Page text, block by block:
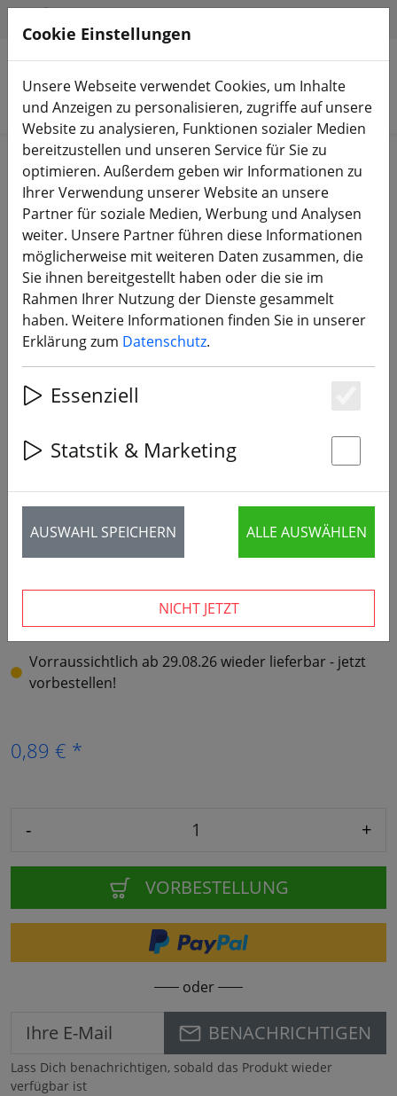
Produkte suchen
Start Zubehör Kabel & Stecker
XT30 Stecker
Vorraussichtlich ab 29.08.26 wieder lieferbar - jetzt
vorbestellen!
0,89 € *
- +
VORBESTELLUNG
oder
BENACHRICHTIGEN
Lass Dich benachrichtigen, sobald das Produkt wieder
verfügbar ist
Cookie Einstellungen
Unsere Webseite verwendet Cookies, um Inhalte
und Anzeigen zu personalisieren, zugriffe auf unsere
Website zu analysieren, Funktionen sozialer Medien
bereitzustellen und unseren Service für Sie zu
optimieren. Außerdem geben wir Informationen zu
Ihrer Verwendung unserer Website an unsere
Partner für soziale Medien, Werbung und Analysen
weiter. Unsere Partner führen diese Informationen
möglicherweise mit weiteren Daten zusammen, die
Sie ihnen bereitgestellt haben oder die sie im
Rahmen Ihrer Nutzung der Dienste gesammelt
haben. Weitere Informationen finden Sie in unserer
Erklärung zum Datenschutz.
Essenziell
Statstik & Marketing
AUSWAHL SPEICHERN ALLE AUSWÄHLEN
NICHT JETZT